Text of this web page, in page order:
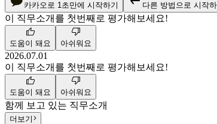
카카오로 1초만에 시작하기 다른 방법으로 시작
이 직무소개를 첫번째 로 평가해보세요!
도움이 돼요 아쉬워요
2026.07.01
이 직무소개를 첫번째 로 평가해보세요!
도움이 돼요 아쉬워요
함께 보고 있는 직무소개
더보기